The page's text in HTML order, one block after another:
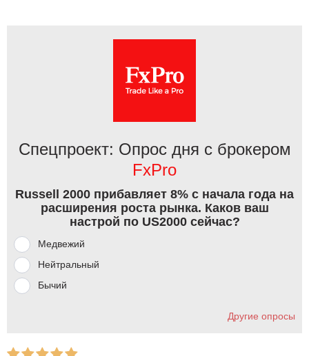
Спецпроект: Опрос дня с брокером
FxPro
Russell 2000 прибавляет 8% с начала года на
расширения роста рынка. Каков ваш
настрой по US2000 сейчас?
Медвежий
Нейтральный
Бычий
Другие опросы